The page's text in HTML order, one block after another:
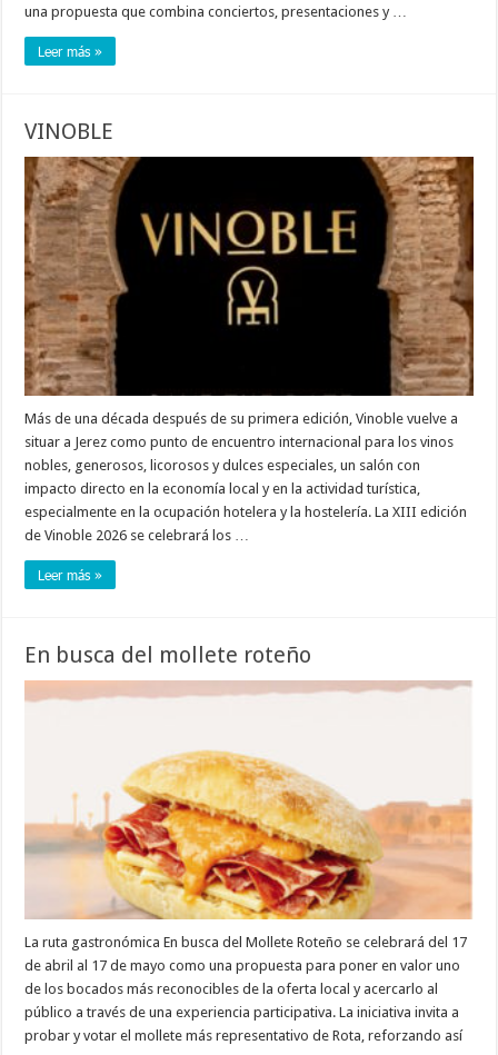
una propuesta que combina conciertos, presentaciones y …
Leer más »
VINOBLE
Más de una década después de su primera edición, Vinoble vuelve a
situar a Jerez como punto de encuentro internacional para los vinos
nobles, generosos, licorosos y dulces especiales, un salón con
impacto directo en la economía local y en la actividad turística,
especialmente en la ocupación hotelera y la hostelería. La XIII edición
de Vinoble 2026 se celebrará los …
Leer más »
En busca del mollete roteño
La ruta gastronómica En busca del Mollete Roteño se celebrará del 17
de abril al 17 de mayo como una propuesta para poner en valor uno
de los bocados más reconocibles de la oferta local y acercarlo al
público a través de una experiencia participativa. La iniciativa invita a
probar y votar el mollete más representativo de Rota, reforzando así